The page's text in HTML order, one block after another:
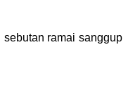
ramai sanggup